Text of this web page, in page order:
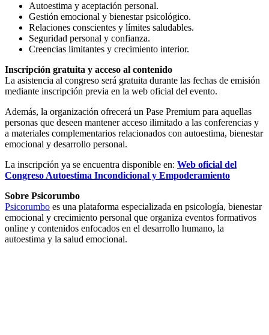
Autoestima y aceptación personal.
Gestión emocional y bienestar psicológico.
Relaciones conscientes y límites saludables.
Seguridad personal y confianza.
Creencias limitantes y crecimiento interior.
Inscripción gratuita y acceso al contenido
La asistencia al congreso será gratuita durante las fechas de emisión
mediante inscripción previa en la web oficial del evento.
Además, la organización ofrecerá un Pase Premium para aquellas
personas que deseen mantener acceso ilimitado a las conferencias y
a materiales complementarios relacionados con autoestima, bienestar
emocional y desarrollo personal.
La inscripción ya se encuentra disponible en: Web oficial del
Congreso Autoestima Incondicional y Empoderamiento
Sobre Psicorumbo
Psicorumbo es una plataforma especializada en psicología, bienestar
emocional y crecimiento personal que organiza eventos formativos
online y contenidos enfocados en el desarrollo humano, la
autoestima y la salud emocional.